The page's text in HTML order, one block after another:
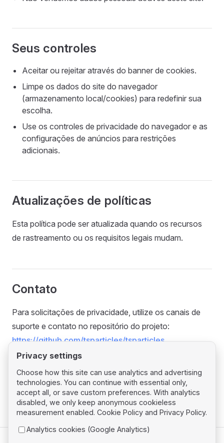
Seus controles
Aceitar ou rejeitar através do banner de cookies.
Limpe os dados do site do navegador
(armazenamento local/cookies) para redefinir sua
escolha.
Use os controles de privacidade do navegador e as
configurações de anúncios para restrições
adicionais.
Atualizações de políticas
Esta política pode ser atualizada quando os recursos
de rastreamento ou os requisitos legais mudam.
Contato
Para solicitações de privacidade, utilize os canais de
suporte e contato no repositório do projeto:
https://github.com/tsparticles/tsparticles
Privacy settings
Choose how this site can use analytics and advertising
technologies. You can continue with essential only,
accept all, or save custom preferences. With analytics
disabled, we only keep anonymous cookieless
measurement enabled. Cookie Policy and Privacy Policy.
Analytics cookies (Google Analytics)